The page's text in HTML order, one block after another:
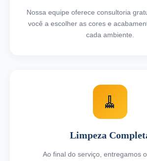
Nossa equipe oferece consultoria
você a escolher as cores e
cada ambiente.
🧹
Limpeza
Ao final do serviço, entregamos